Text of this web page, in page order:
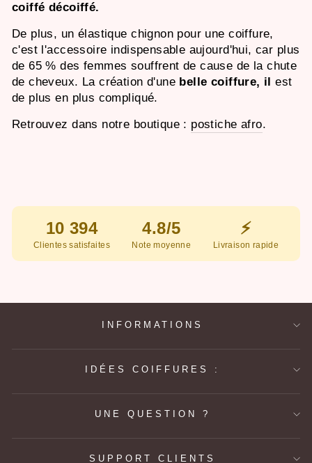
coiffé décoiffé.
De plus, un élastique chignon pour une coiffure,
c'est l'accessoire indispensable aujourd'hui, car plus
de 65 % des femmes souffrent de cause de la chute
de cheveux. La création d'une belle coiffure, il est
de plus en plus compliqué.
Retrouvez dans notre boutique : postiche afro.
10 394
Clientes satisfaites
4.8/5
Note moyenne
⚡
Livraison rapide
INFORMATIONS
IDÉES COIFFURES :
UNE QUESTION ?
SUPPORT CLIENTS